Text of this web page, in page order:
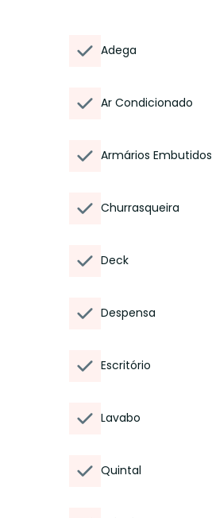
Adega
Ar Condicionado
Armários Embutidos
Churrasqueira
Deck
Despensa
Escritório
Lavabo
Quintal